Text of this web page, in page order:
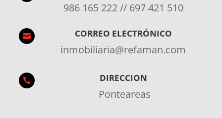
986 165 222 // 697 421 510
 CORREO ELECTRÓNICO
inmobiliaria@refaman.com
 DIRECCION
Ponteareas